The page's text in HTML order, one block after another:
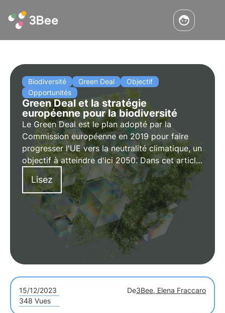
Biodiversité Green Deal
Objectif
Opportunités
Green Deal et la stratégie
européenne pour la biodiversité
Le Green Deal est le plan adopté par la
Commission européenne en 2019 pour faire
progresser l'UE vers la neutralité climatique, un
objectif à atteindre d'ici 2050. Dans cet article,
nous développerons les propositions faites
pour surmonter les défis environnementaux et
transformer l'UE en une économie moderne.
Lisez
15/12/2023 De3Bee, Elena Fraccaro
348 Vues